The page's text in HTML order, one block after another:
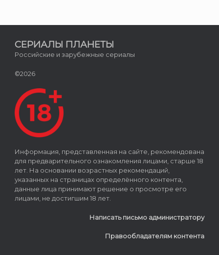
СЕРИАЛЫ ПЛАНЕТЫ
Российские и зарубежные сериалы
©2026
Информация, представленная на сайте, рекомендована
для предварительного ознакомления лицами, старше 18
лет. На основании возрастных рекомендаций,
указанных на страницах определённого контента,
данные лица принимают решение о просмотре его
лицами, не достигшим 18 лет.
Написать письмо администратору
Правообладателям контента